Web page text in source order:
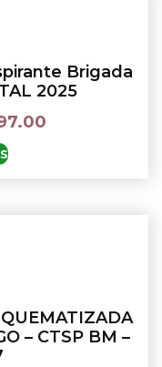
Brigada
2025
– CTSP BM –